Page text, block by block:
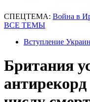
СПЕЦТЕМА: Война в
ВСЕ ТЕМЫ
Вступление
Британия